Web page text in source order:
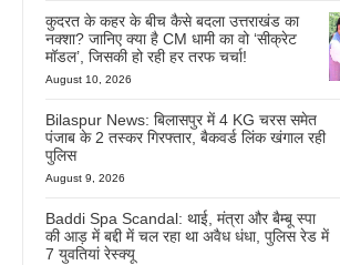
कुदरत के कहर के बीच कैसे बदला उत्तराखंड का
नक्शा? जानिए क्या है CM धामी का वो ‘सीक्रेट
मॉडल’, जिसकी हो रही हर तरफ चर्चा!
August 10, 2026
Bilaspur News: बिलासपुर में 4 KG चरस समेत
पंजाब के 2 तस्कर गिरफ्तार, बैकवर्ड लिंक खंगाल रही
पुलिस
August 9, 2026
Baddi Spa Scandal: थाई, मंत्रा और बैम्बू स्पा
की आड़ में बद्दी में चल रहा था अवैध धंधा, पुलिस रेड में
7 युवतियां रेस्क्यू